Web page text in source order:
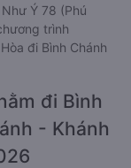
Ý 78 (Phú
trình
đi Bình Chánh
đi Bình
- Khánh